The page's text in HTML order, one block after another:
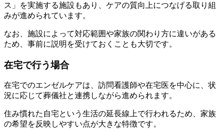
ス」を実施する施設もあり、ケアの質向上につなげる取り組
みが進められています。
なお、施設によって対応範囲や家族の関わり方に違いがある
ため、事前に説明を受けておくことも大切です。
在宅で行う場合
在宅でのエンゼルケアは、訪問看護師や在宅医を中心に、状
況に応じて葬儀社と連携しながら進められます。
住み慣れた自宅という生活の延長線上で行われるため、家族
の希望を反映しやすい点が大きな特徴です。